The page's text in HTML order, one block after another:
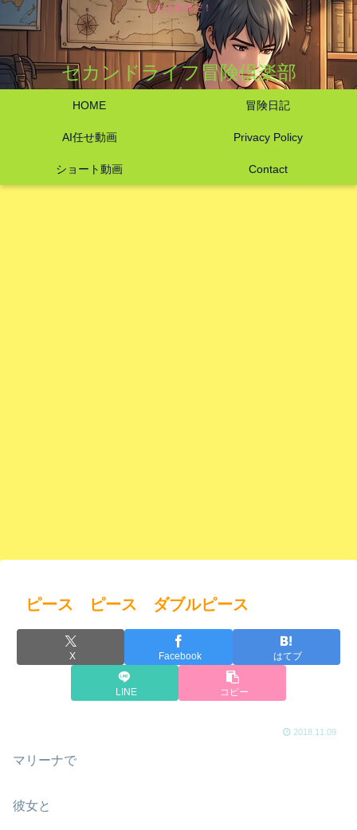
人生は冒険だ！
セカンドライフ冒険倶楽部
HOME 冒険日記
AI任せ動画 Privacy Policy
ショート動画 Contact
ピース ピース ダブルピース
X Facebook はてブ
LINE コピー
2018.11.09
マリーナで
彼女と